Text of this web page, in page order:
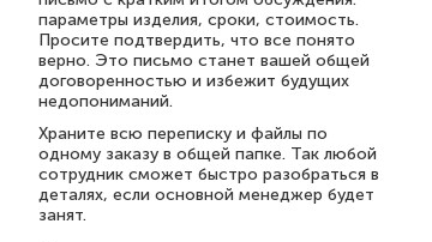
параметры изделия, сроки, стоимость.
Просите подтвердить, что все понято
верно. Это письмо станет вашей общей
договоренностью и избежит будущих
недопониманий.
Храните всю переписку и файлы по
одному заказу в общей папке. Так любой
сотрудник сможет быстро разобраться в
деталях, если основной менеджер будет
занят.